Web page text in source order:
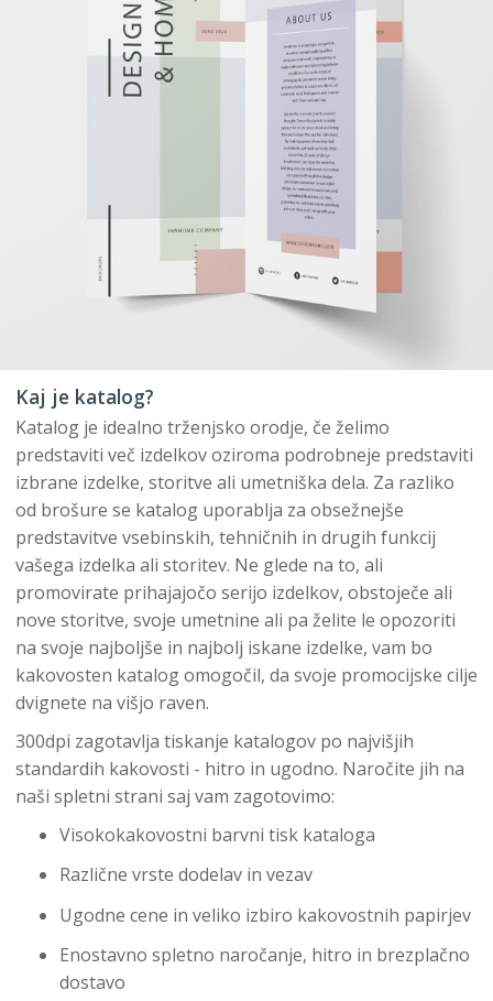
Kaj je katalog?
Katalog je idealno trženjsko orodje, če želimo
predstaviti več izdelkov oziroma podrobneje predstaviti
izbrane izdelke, storitve ali umetniška dela. Za razliko
od brošure se katalog uporablja za obsežnejše
predstavitve vsebinskih, tehničnih in drugih funkcij
vašega izdelka ali storitev. Ne glede na to, ali
promovirate prihajajočo serijo izdelkov, obstoječe ali
nove storitve, svoje umetnine ali pa želite le opozoriti
na svoje najboljše in najbolj iskane izdelke, vam bo
kakovosten katalog omogočil, da svoje promocijske cilje
dvignete na višjo raven.
300dpi zagotavlja tiskanje katalogov po najvišjih
standardih kakovosti - hitro in ugodno. Naročite jih na
naši spletni strani saj vam zagotovimo:
Visokokakovostni barvni tisk kataloga
Različne vrste dodelav in vezav
Ugodne cene in veliko izbiro kakovostnih papirjev
Enostavno spletno naročanje, hitro in brezplačno
dostavo